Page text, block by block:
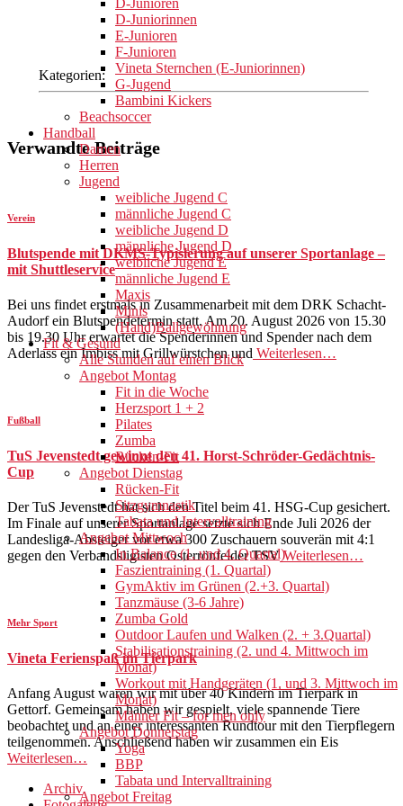
D-Junioren
D-Juniorinnen
E-Junioren
F-Junioren
Vineta Sternchen (E-Juniorinnen)
G-Jugend
Bambini Kickers
Beachsoccer
Handball
Damen
Herren
Jugend
weibliche Jugend C
männliche Jugend C
weibliche Jugend D
männliche Jugend D
weibliche Jugend E
männliche Jugend E
Maxis
Minis
(Hand)Ballgewöhnung
Fit & Gesund
Alle Stunden auf einen Blick
Angebot Montag
Fit in die Woche
Herzsport 1 + 2
Pilates
Zumba
Rücken-Fit
Angebot Dienstag
Rücken-Fit
Sitzgymnastik
Tabata und Intervalltraining
Angebot Mittwoch
In Balance (1. und 4. Quartal)
Faszientraining (1. Quartal)
GymAktiv im Grünen (2.+3. Quartal)
Tanzmäuse (3-6 Jahre)
Zumba Gold
Outdoor Laufen und Walken (2. + 3.Quartal)
Stabilisationstraining (2. und 4. Mittwoch im
Monat)
Workout mit Handgeräten (1. und 3. Mittwoch im
Monat)
Männer Fit – for men only
Angebot Donnerstag
Yoga
BBP
Tabata und Intervalltraining
Angebot Freitag
Kategorien:
Verwandte Beiträge
Verein
Blutspende mit DKMS-Typisierung auf unserer Sportanlage –
mit Shuttleservice
Bei uns findet erstmals in Zusammenarbeit mit dem DRK Schacht-
Audorf ein Blutspendetermin statt. Am 20. August 2026 von 15.30
bis 19.30 Uhr erwartet die Spenderinnen und Spender nach dem
Aderlass ein Imbiss mit Grillwürstchen und Weiterlesen…
Fußball
TuS Jevenstedt gewinnt den 41. Horst-Schröder-Gedächtnis-
Cup
Der TuS Jevenstedt hat sich den Titel beim 41. HSG-Cup gesichert.
Im Finale auf unserer Sportanlage setzte sich Ende Juli 2026 der
Landesliga-Absteiger vor etwa 300 Zuschauern souverän mit 4:1
gegen den Verbandsligisten Osterrönfelder TSVWeiterlesen…
Mehr Sport
Vineta Ferienspaß im Tierpark
Anfang August waren wir mit über 40 Kindern im Tierpark in
Gettorf. Gemeinsam haben wir gespielt, viele spannende Tiere
beobachtet und an einer interessanten Rundtour mit den Tierpflegern
teilgenommen. Anschließend haben wir zusammen ein Eis
Weiterlesen…
Archiv